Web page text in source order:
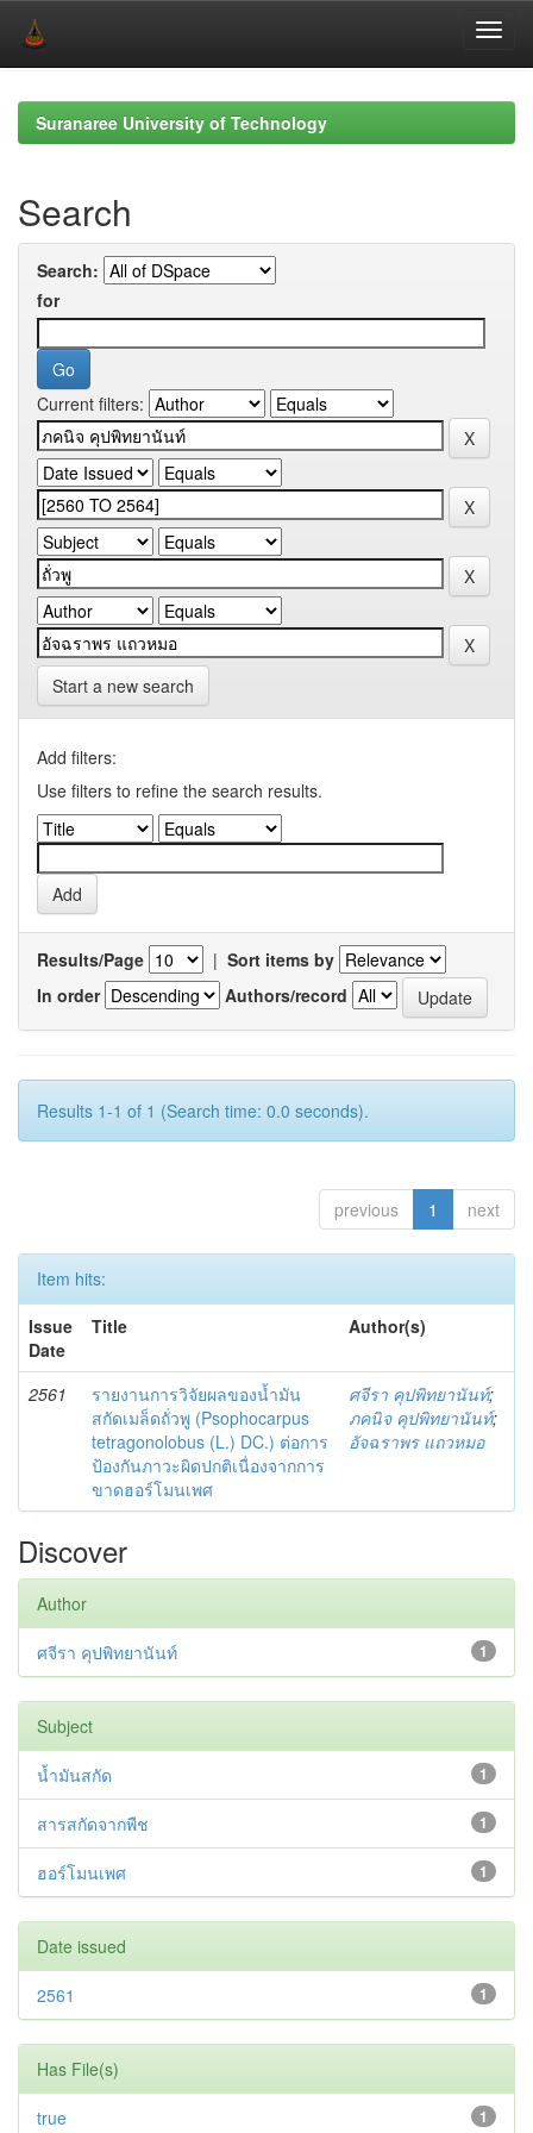
navigationSuranaree University of Technology
Search
Search:
for
Current filters:
Start a new search
Add filters:
Use filters to refine the search results.
Results/Page | Sort items by
In order
Authors/record
Results 1-1 of 1 (Search time: 0.0 seconds).
previous 1 next
Item hits:
Issue
Date
Title Author(s)
2561
รายงานการวิจัยผลของน้ำมัน
สกัดเมล็ดถั่วพู (Psophocarpus
tetragonolobus (L.) DC.) ต่อการ
ป้องกันภาวะผิดปกติเนื่องจากการ
ขาดฮอร์โมนเพศ
ศจีรา คุปพิทยานันท์;
ภคนิจ คุปพิทยานันท์;
อัจฉราพร แถวหมอ
Discover
Author
1
ศจีรา คุปพิทยานันท์
Subject
1
น้ำมันสกัด
1
สารสกัดจากพืช
1
ฮอร์โมนเพศ
Date issued
1
2561
Has File(s)
1
true